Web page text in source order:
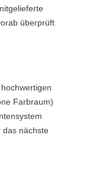
überprüft
Farbraum)
das nächste